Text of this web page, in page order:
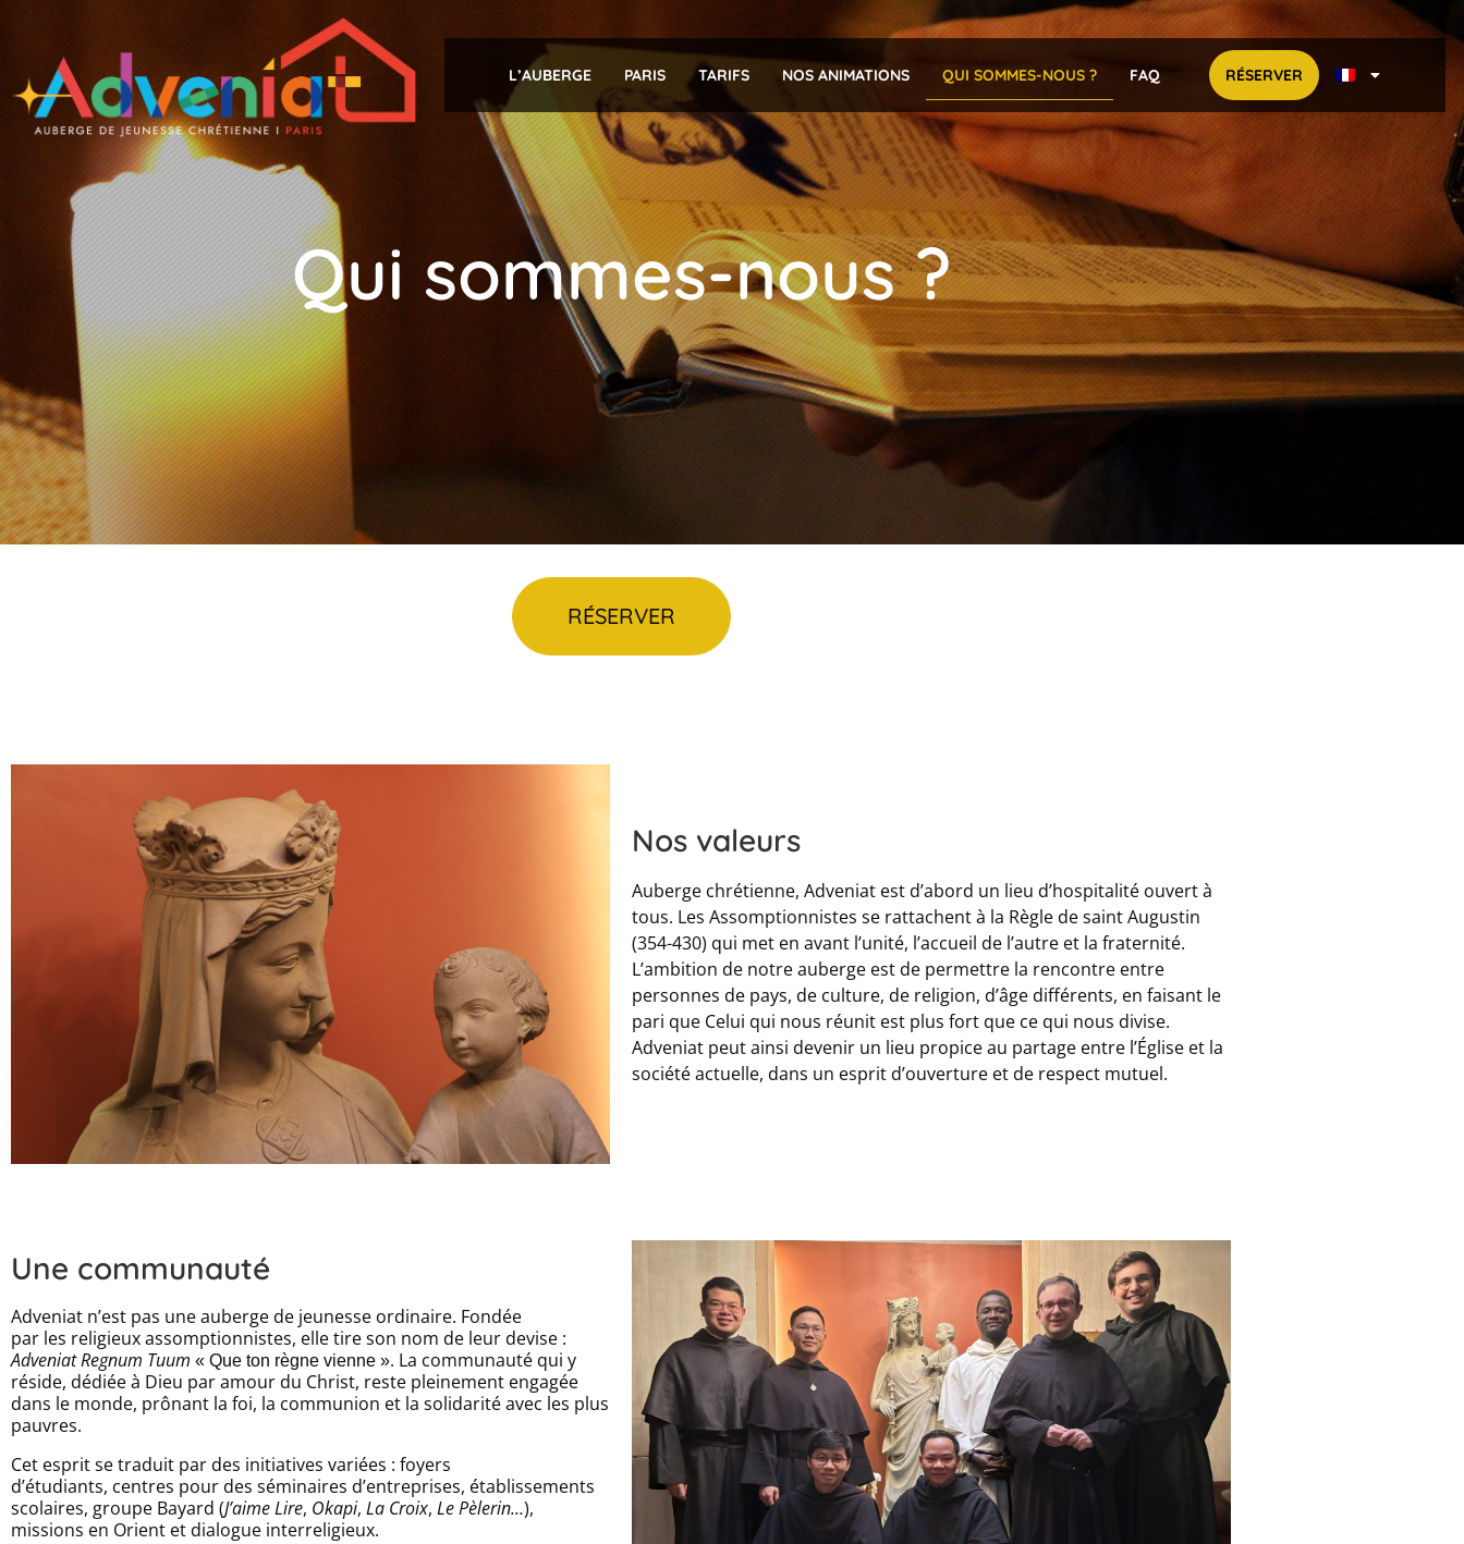
L’AUBERGE PARIS TARIFS NOS ANIMATIONS QUI SOMMES-NOUS ? FAQ RÉSERVER
Qui sommes-nous ?
RÉSERVER
Nos valeurs
Auberge chrétienne, Adveniat est d’abord un lieu d’hospitalité ouvert à
tous. Les Assomptionnistes se rattachent à la Règle de saint Augustin
(354-430) qui met en avant l’unité, l’accueil de l’autre et la fraternité.
L’ambition de notre auberge est de permettre la rencontre entre
personnes de pays, de culture, de religion, d’âge différents, en faisant le
pari que Celui qui nous réunit est plus fort que ce qui nous divise.
Adveniat peut ainsi devenir un lieu propice au partage entre l’Église et la
société actuelle, dans un esprit d’ouverture et de respect mutuel.
Une communauté
Adveniat n’est pas une auberge de jeunesse ordinaire. Fondée
par les religieux assomptionnistes, elle tire son nom de leur devise :
Adveniat Regnum Tuum « Que ton règne vienne ». La communauté qui y
réside, dédiée à Dieu par amour du Christ, reste pleinement engagée
dans le monde, prônant la foi, la communion et la solidarité avec les plus
pauvres.
Cet esprit se traduit par des initiatives variées : foyers
d’étudiants, centres pour des séminaires d’entreprises, établissements
scolaires, groupe Bayard (J’aime Lire, Okapi, La Croix, Le Pèlerin…),
missions en Orient et dialogue interreligieux.